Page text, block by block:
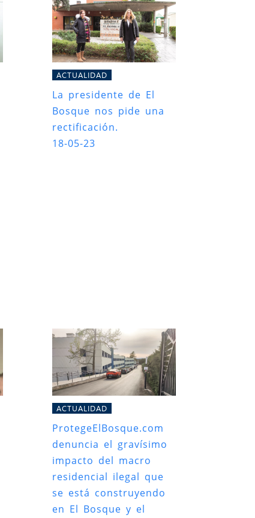
ACTUALIDAD
La presidente de El
Bosque nos pide una
rectificación.
18-05-23
ACTUALIDAD
ProtegeElBosque.com
denuncia el gravísimo
impacto del macro
residencial ilegal que
se está construyendo
en El Bosque y el